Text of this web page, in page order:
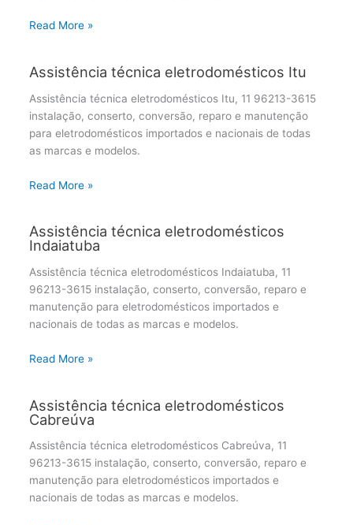
Read More »
Assistência técnica eletrodomésticos Itu
Assistência técnica eletrodomésticos Itu, 11 96213-3615
instalação, conserto, conversão, reparo e manutenção
para eletrodomésticos importados e nacionais de todas
as marcas e modelos.
Read More »
Assistência técnica eletrodomésticos
Indaiatuba
Assistência técnica eletrodomésticos Indaiatuba, 11
96213-3615 instalação, conserto, conversão, reparo e
manutenção para eletrodomésticos importados e
nacionais de todas as marcas e modelos.
Read More »
Assistência técnica eletrodomésticos
Cabreúva
Assistência técnica eletrodomésticos Cabreúva, 11
96213-3615 instalação, conserto, conversão, reparo e
manutenção para eletrodomésticos importados e
nacionais de todas as marcas e modelos.